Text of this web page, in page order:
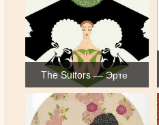
The Suitors — Эрте